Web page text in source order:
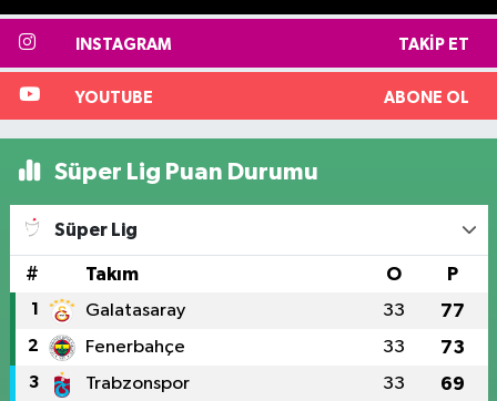
INSTAGRAM TAKIP ET
YOUTUBE ABONE OL
Süper Lig Puan Durumu
Süper Lig
# Takım O P
1 Galatasaray 33 77
2 Fenerbahçe 33 73
3 Trabzonspor 33 69